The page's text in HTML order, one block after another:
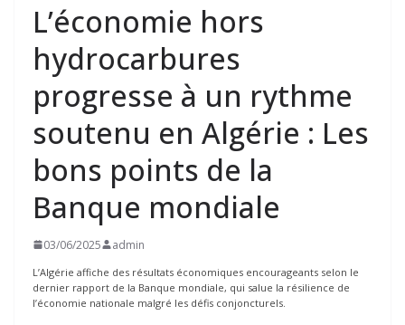
L’économie hors
hydrocarbures
progresse à un rythme
soutenu en Algérie : Les
bons points de la
Banque mondiale
03/06/2025 admin
L’Algérie affiche des résultats économiques encourageants selon le
dernier rapport de la Banque mondiale, qui salue la résilience de
l’économie nationale malgré les défis conjoncturels.